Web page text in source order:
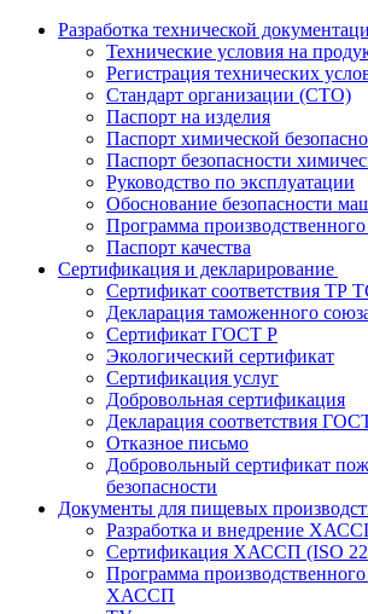
Разработка технической
Технические условия на
Регистрация технических
Стандарт организации (СТО)
Паспорт на изделия
Паспорт химической
Паспорт безопасности
Руководство по эксплуатации
Обоснование безопасности
Программа производственного
Паспорт качества
Сертификация и декларирование
Сертификат соответствия ТР
Декларация таможенного
Сертификат ГОСТ Р
Экологический сертификат
Сертификация услуг
Добровольная сертификация
Декларация соответствия
Отказное письмо
Добровольный сертификат
безопасности
Документы для пищевых
Разработка и внедрение
Сертификация ХАССП (ISO
Программа
ХАССП